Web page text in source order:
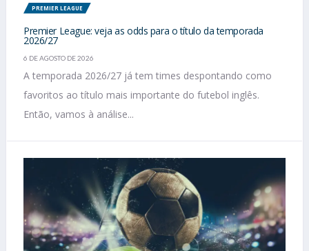
PREMIER LEAGUE
Premier League: veja as odds para o título da temporada
2026/27
6 DE AGOSTO DE 2026
A temporada 2026/27 já tem times despontando como
favoritos ao título mais importante do futebol inglês.
Então, vamos à análise...